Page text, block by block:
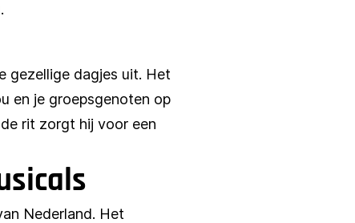
gezellige dagjes uit. Het
en je groepsgenoten op
rit zorgt hij voor een
Nederland. Het